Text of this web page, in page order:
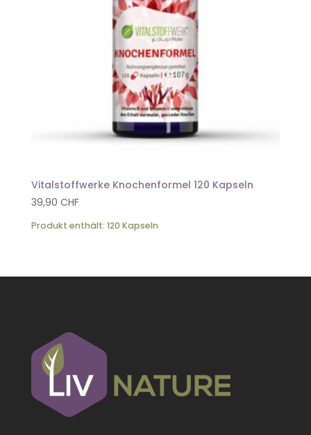
Vitalstoffwerke Knochenformel 120 Kapseln
39,90 CHF
Produkt enthält: 120 Kapseln